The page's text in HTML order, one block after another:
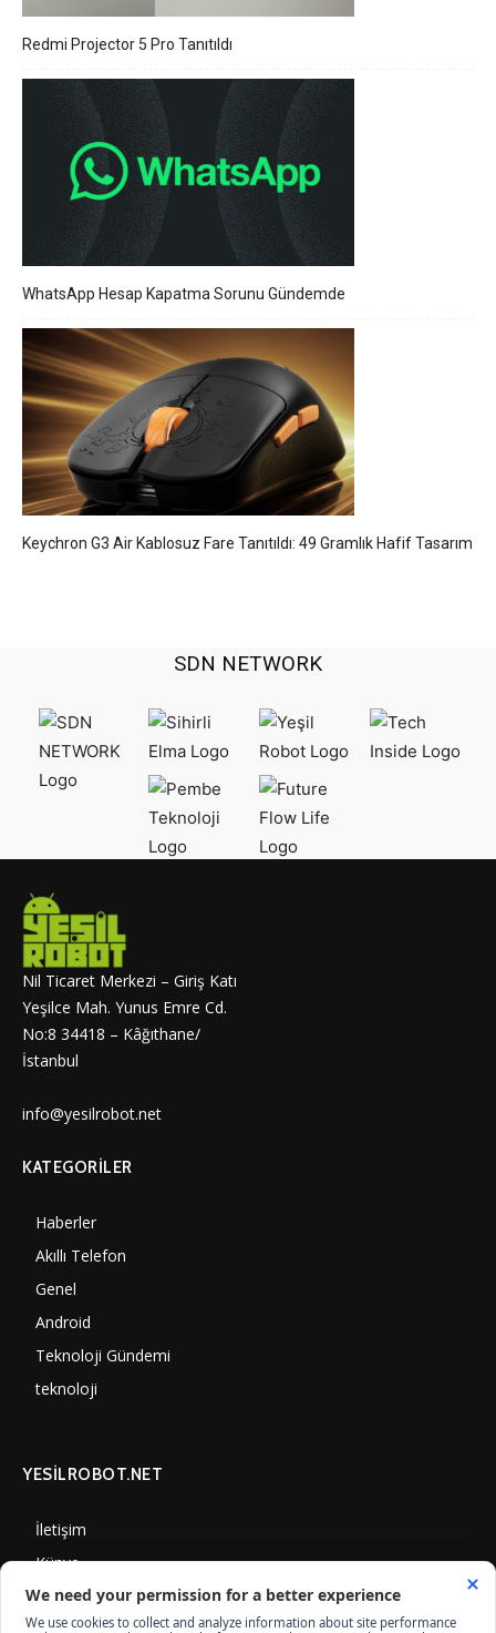
Redmi Projector 5 Pro Tanıtıldı
WhatsApp Hesap Kapatma Sorunu Gündemde
Keychron G3 Air Kablosuz Fare Tanıtıldı: 49 Gramlık Hafif Tasarım
SDN NETWORK
Nil Ticaret Merkezi – Giriş Katı
Yeşilce Mah. Yunus Emre Cd.
No:8 34418 – Kâğıthane/
İstanbul
info@yesilrobot.net
KATEGORILER
Haberler
Akıllı Telefon
Genel
Android
Teknoloji Gündemi
teknoloji
YESİLROBOT.NET
İletişim
Künye
Gizlilik Politikası